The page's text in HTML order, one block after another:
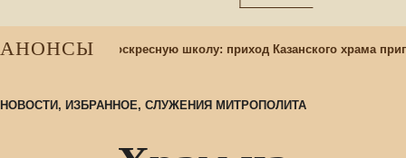
АНОНСЫ
учащихся в воскресную школу: приход Казанского храма
НОВОСТИ , ИЗБРАННОЕ, СЛУЖЕНИЯ МИТРОПОЛИТА